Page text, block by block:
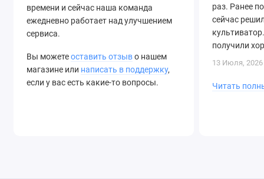
времени и сейчас наша команда
ежедневно работает над улучшением
сервиса.
Вы можетеоставить отзыво нашем
магазине или написать в поддержку,
если у вас есть какие-то вопросы.
раз. Ранее
сейчас
получили
быструю
13 Июля, 2026
Читать